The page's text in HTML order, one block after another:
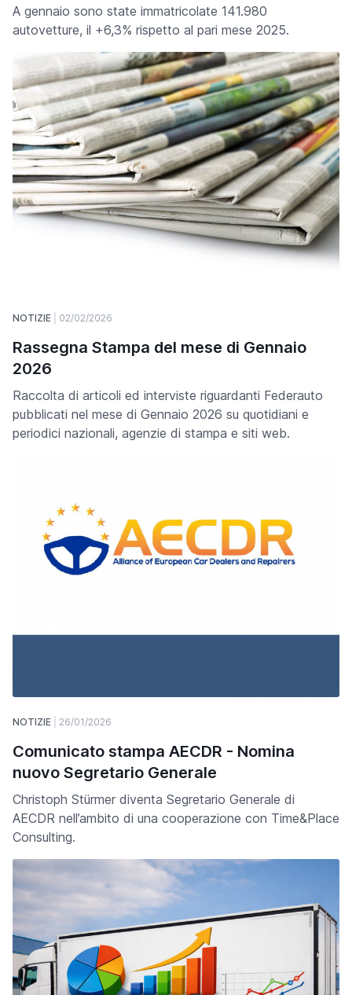
A gennaio sono state immatricolate 141.980
autovetture, il +6,3% rispetto al pari mese 2025.
NOTIZIE 02/02/2026
Rassegna Stampa del mese di Gennaio
2026
Raccolta di articoli ed interviste riguardanti Federauto
pubblicati nel mese di Gennaio 2026 su quotidiani e
periodici nazionali, agenzie di stampa e siti web.
NOTIZIE 26/01/2026
Comunicato stampa AECDR - Nomina
nuovo Segretario Generale
Christoph Stürmer diventa Segretario Generale di
AECDR nell’ambito di una cooperazione con Time&Place
Consulting.